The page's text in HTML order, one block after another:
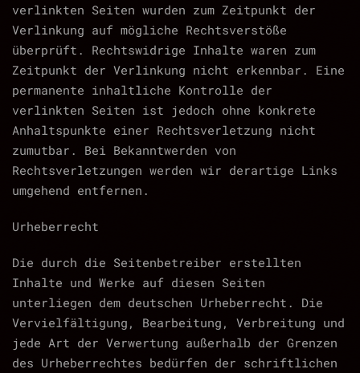
verlinkten Seiten wurden zum Zeitpunkt der
Verlinkung auf mögliche Rechtsverstöße
überprüft. Rechtswidrige Inhalte waren zum
Zeitpunkt der Verlinkung nicht erkennbar. Eine
permanente inhaltliche Kontrolle der
verlinkten Seiten ist jedoch ohne konkrete
Anhaltspunkte einer Rechtsverletzung nicht
zumutbar. Bei Bekanntwerden von
Rechtsverletzungen werden wir derartige Links
umgehend entfernen.
Urheberrecht
Die durch die Seitenbetreiber erstellten
Inhalte und Werke auf diesen Seiten
unterliegen dem deutschen Urheberrecht. Die
Vervielfältigung, Bearbeitung, Verbreitung und
jede Art der Verwertung außerhalb der Grenzen
des Urheberrechtes bedürfen der schriftlichen